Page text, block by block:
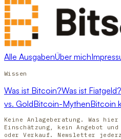
Alle AusgabenÜber mich
Wissen
Was ist Bitcoin?Was ist Fiatgeld?
vs. GoldBitcoin-MythenBitcoin
Keine Anlageberatung. Was
Einschätzung, kein Angebot und
oder Verkauf. Newsletter